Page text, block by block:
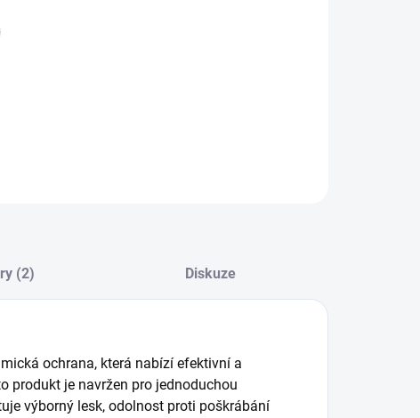
(2) Diskuze
ochrana, která nabízí efektivní a
produkt je navržen pro jednoduchou
výborný lesk, odolnost proti poškrábání